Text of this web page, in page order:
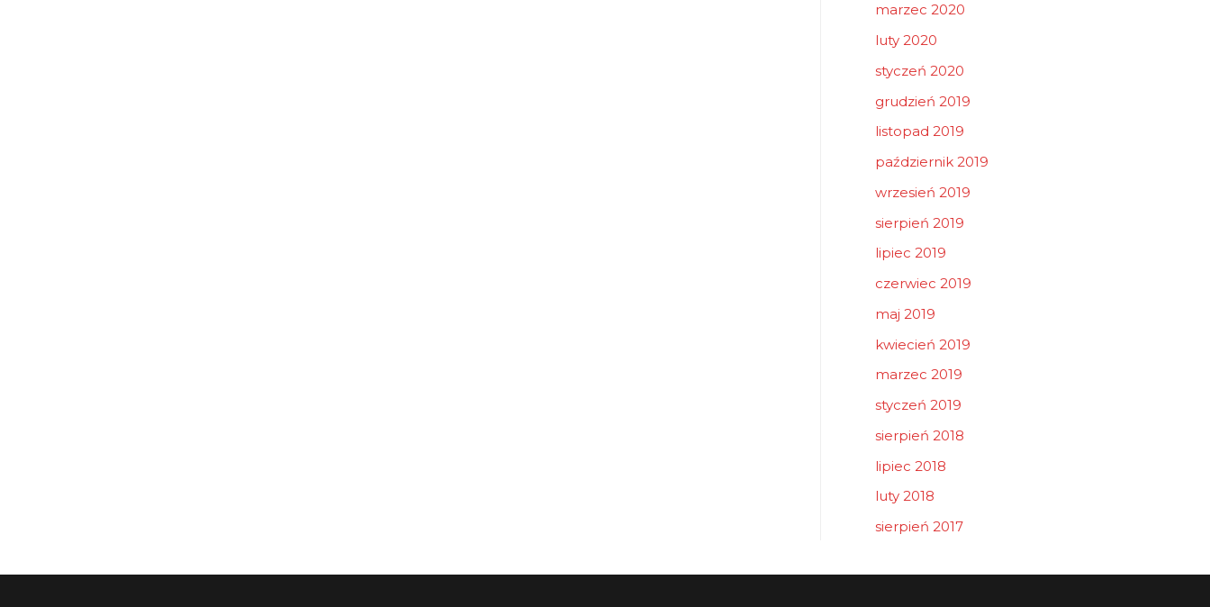
marzec 2020
luty 2020
styczeń 2020
grudzień 2019
listopad 2019
październik 2019
wrzesień 2019
sierpień 2019
lipiec 2019
czerwiec 2019
maj 2019
kwiecień 2019
marzec 2019
styczeń 2019
sierpień 2018
lipiec 2018
luty 2018
sierpień 2017